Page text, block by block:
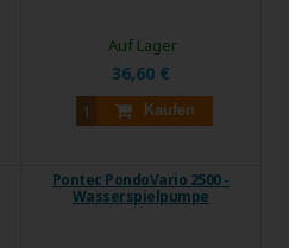
36,60 €
Kaufen
Auf Lager
Pontec PondoVario 2500 -
Wasserspielpumpe